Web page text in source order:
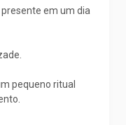
em um dia
pequeno ritual